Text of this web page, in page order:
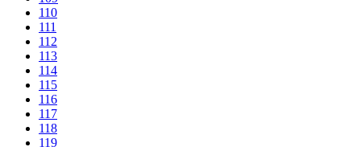
110
111
112
113
114
115
116
117
118
119